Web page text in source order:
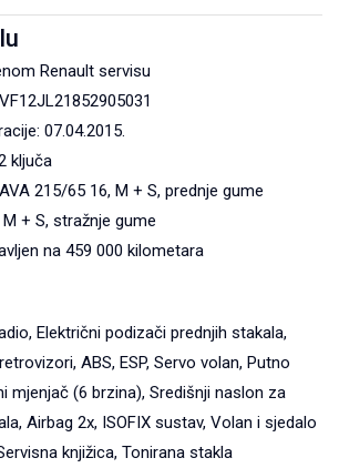
Renault servisu
07.04.2015.
ključa
215/65 16, M + S, prednje gume
+ S, stražnje gume
na 459 000 kilometara
Električni podizači prednjih stakala,
ABS, ESP, Servo volan, Putno
mjenjač (6 brzina), Središnji naslon za
Airbag 2x, ISOFIX sustav, Volan i sjedalo
knjižica, Tonirana stakla